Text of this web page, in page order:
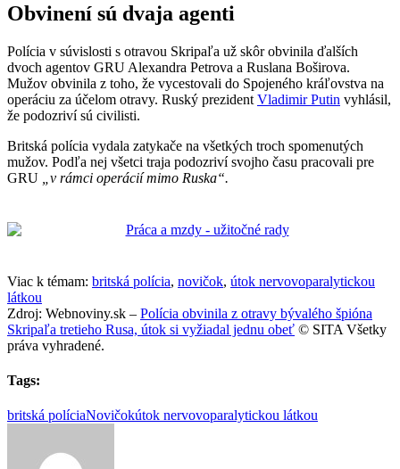
Obvinení sú dvaja agenti
Polícia v súvislosti s otravou Skripaľa už skôr obvinila ďalších
dvoch agentov GRU Alexandra Petrova a Ruslana Boširova.
Mužov obvinila z toho, že vycestovali do Spojeného kráľovstva na
operáciu za účelom otravy. Ruský prezident Vladimir Putin vyhlásil,
že podozriví sú civilisti.
Britská polícia vydala zatykače na všetkých troch spomenutých
mužov. Podľa nej všetci traja podozriví svojho času pracovali pre
GRU „v rámci operácií mimo Ruska“.
Viac k témam: britská polícia, novičok, útok nervovoparalytickou
látkou
Zdroj: Webnoviny.sk – Polícia obvinila z otravy bývalého špióna
Skripaľa tretieho Rusa, útok si vyžiadal jednu obeť © SITA Všetky
práva vyhradené.
Tags:
britská políciaNovičokútok nervovoparalytickou látkou